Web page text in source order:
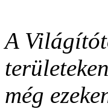
A
még